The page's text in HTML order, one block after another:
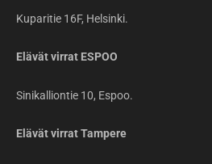
Kuparitie 16F, Helsinki.
Elävät virrat ESPOO
Sinikalliontie 10, Espoo.
Elävät virrat Tampere